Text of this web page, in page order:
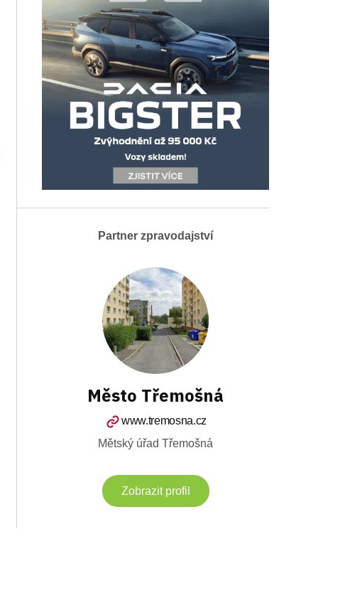
Partner zpravodajství
Město Třemošná
www.tremosna.cz
Mětský úřad Třemošná
Zobrazit profil